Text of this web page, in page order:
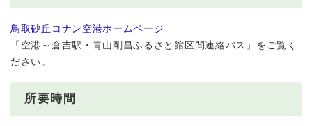
鳥取砂丘コナン空港ホームページ
「空港～倉吉駅・青山剛昌ふるさと館区間連絡バス」をご覧く
ださい。
所要時間